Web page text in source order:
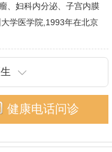
、妇科内分泌、子宫内膜
诊治,宫腹腔镜手术,盆底
学医学院,1993年在北京
健康电话问诊